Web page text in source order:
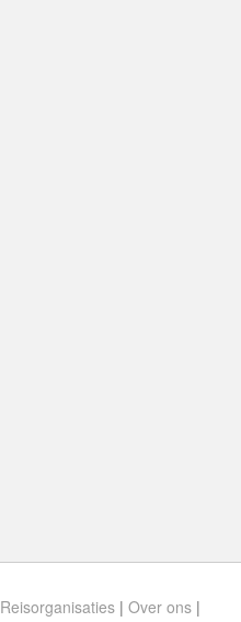
Reisorganisaties| Over ons|